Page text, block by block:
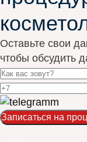
Оставьте свои
чтобы обсудить